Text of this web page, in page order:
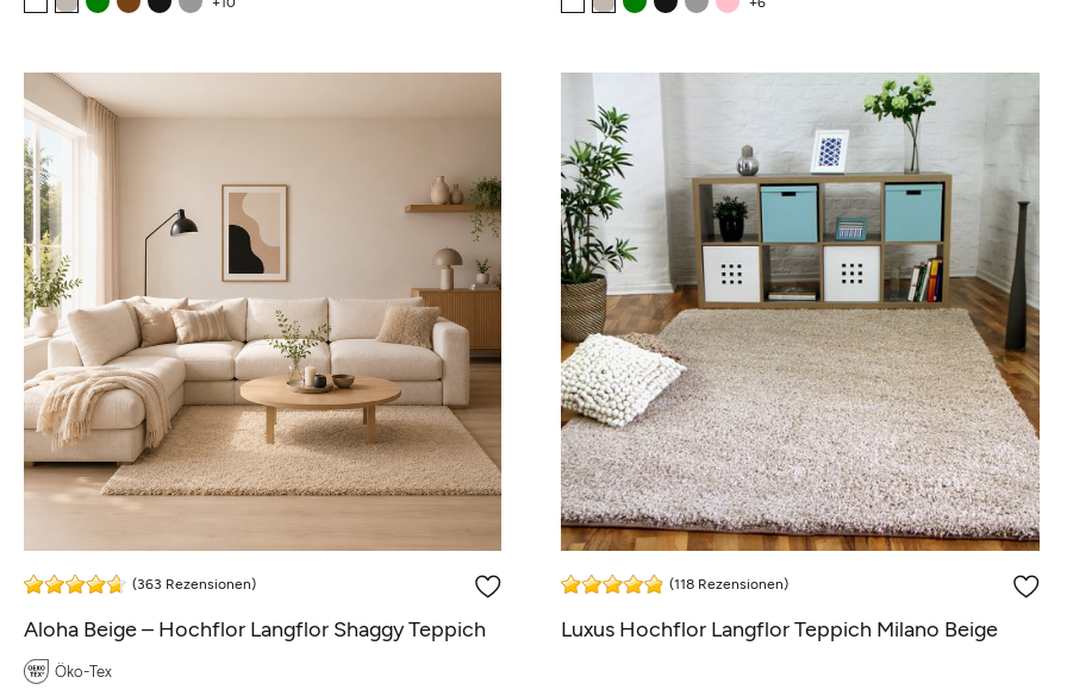
(363 Rezensionen)
Aloha Beige – Hochflor Langflor Shaggy Teppich
Öko-Tex
(118 Rezensionen)
Luxus Hochflor Langflor Teppich Milano Beige